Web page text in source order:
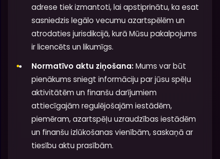
adrese tiek izmantoti, lai apstiprinātu, ka esat
sasniedzis legālo vecumu azartspēlēm un
atrodaties jurisdikcijā, kurā Mūsu pakalpojums
ir licencēts un likumīgs.
Normatīvo aktu ziņošana:Mums var būt
pienākums sniegt informāciju par jūsu spēļu
aktivitātēm un finanšu darījumiem
attiecīgajām regulējošajām iestādēm,
piemēram, azartspēļu uzraudzības iestādēm
un finanšu izlūkošanas vienībām, saskaņā ar
tiesību aktu prasībām.